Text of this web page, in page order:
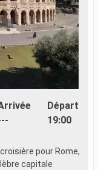
Départ
19:00
pour Rome,
capitale